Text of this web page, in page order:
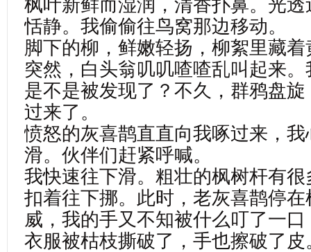
枫叶新鲜而湿润，清香扑鼻。光
恬静。我偷偷往鸟窝那边移动。
脚下的柳，鲜嫩轻扬，柳絮里藏
突然，白头翁叽叽喳喳乱叫起来
是不是被发现了？不久，群鸦盘
过来了。
愤怒的灰喜鹊直直向我啄过来，
滑。伙伴们赶紧呼喊。
我快速往下滑。粗壮的枫树杆有
扣着往下挪。此时，老灰喜鹊停
威，我的手又不知被什么叮了一
衣服被枯枝撕破了，手也擦破了